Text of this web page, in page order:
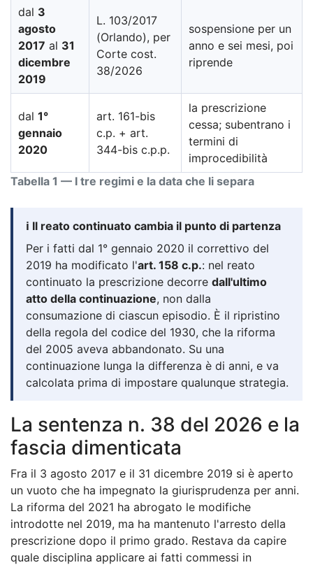
Tabella 1 — I tre regimi e la data che li separa
dal 3
agosto
2017 al 31
dicembre
2019
L. 103/2017
(Orlando), per
Corte cost.
38/2026
sospensione per un
anno e sei mesi, poi
riprende
dal 1°
gennaio
2020
art. 161-bis
c.p. + art.
344-bis c.p.p.
la prescrizione
cessa; subentrano i
termini di
improcedibilità
ℹ️ Il reato continuato cambia il punto di partenza
Per i fatti dal 1° gennaio 2020 il correttivo del
2019 ha modificato l'art. 158 c.p.: nel reato
continuato la prescrizione decorre dall'ultimo
atto della continuazione, non dalla
consumazione di ciascun episodio. È il ripristino
della regola del codice del 1930, che la riforma
del 2005 aveva abbandonato. Su una
continuazione lunga la differenza è di anni, e va
calcolata prima di impostare qualunque strategia.
La sentenza n. 38 del 2026 e la
fascia dimenticata
Fra il 3 agosto 2017 e il 31 dicembre 2019 si è aperto
un vuoto che ha impegnato la giurisprudenza per anni.
La riforma del 2021 ha abrogato le modifiche
introdotte nel 2019, ma ha mantenuto l'arresto della
prescrizione dopo il primo grado. Restava da capire
quale disciplina applicare ai fatti commessi in